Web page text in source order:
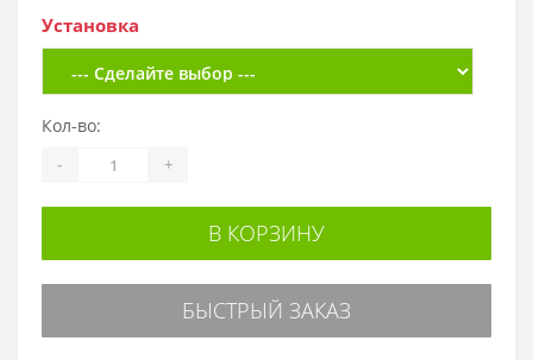
Установка
Кол-во:
- +
В КОРЗИНУ
БЫСТРЫЙ ЗАКАЗ